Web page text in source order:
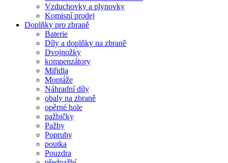
Vzduchovky a plynovky
Komisní prodej
Doplňky pro zbraně
Baterie
Díly a doplňky na zbraně
Dvojnožky
kompenzátory
Miřidla
Montáže
Náhradní díly
obaly na zbraně
opěrné hole
pažbičky
Pažby
Popruhy
poutka
Pouzdra